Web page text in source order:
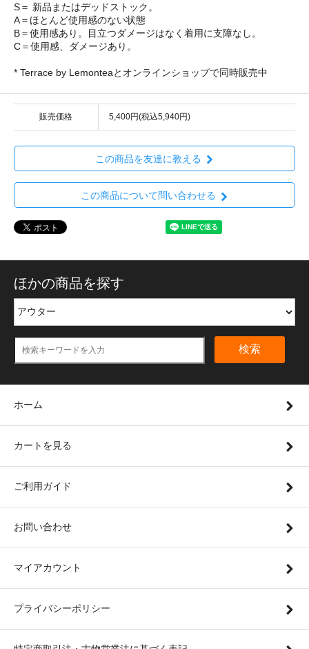
S＝ 新品またはデッドストック。
A＝ほとんど使用感のない状態
B＝使用感あり。目立つダメージはなく着用に支障なし。
C＝使用感、ダメージあり。
* Terrace by Lemonteaとオンラインショップで同時販売中
販売価格 5,400円(税込5,940円)
この商品を友達に教える
この商品について問い合わせる
ほかの商品を探す
検索
ホーム
カートを見る
ご利用ガイド
お問い合わせ
マイアカウント
プライバシーポリシー